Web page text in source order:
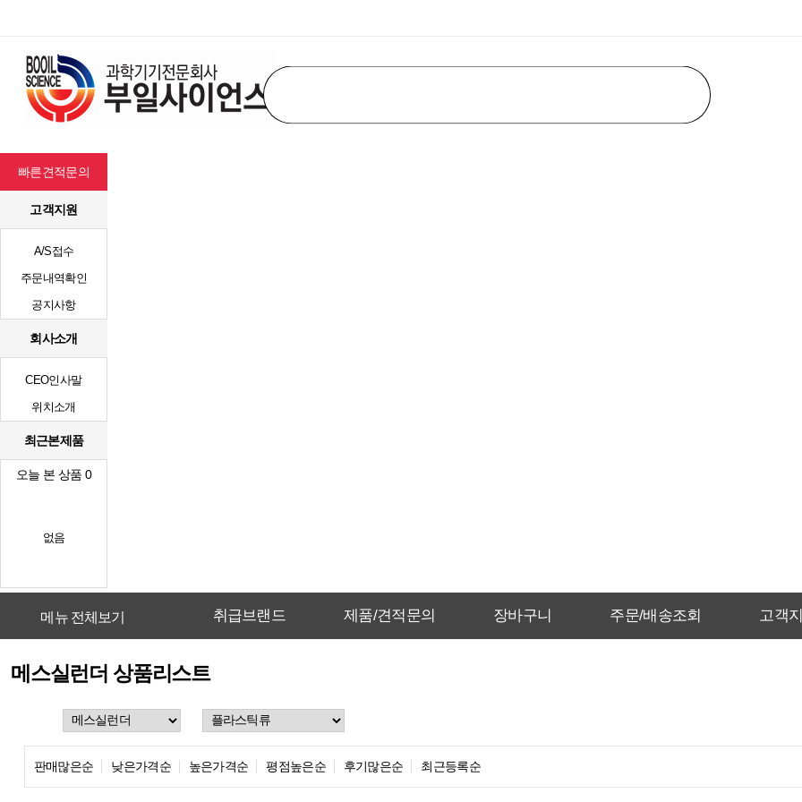
빠른견적문의
고객지원
A/S접수
주문내역확인
공지사항
회사소개
CEO인사말
위치소개
최근본제품
오늘 본 상품 0
없음
메뉴 전체보기 취급브랜드 제품/견적문의 장바구니 주문/배송조회 고객
메스실런더 상품리스트
판매많은순 낮은가격순 높은가격순 평점높은순 후기많은순 최근등록순